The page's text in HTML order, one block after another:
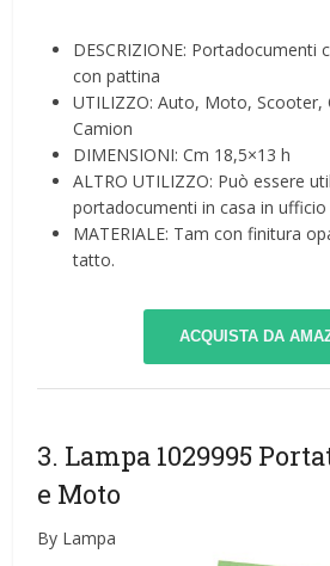
DESCRIZIONE: Portadocumenti
con pattina
UTILIZZO: Auto, Moto, Scooter,
Camion
DIMENSIONI: Cm 18,5×13 h
ALTRO UTILIZZO: Può essere
portadocumenti in casa in ufficio
MATERIALE: Tam con finitura
tatto.
ACQUISTA DA
3. Lampa 1029995
e Moto
By Lampa